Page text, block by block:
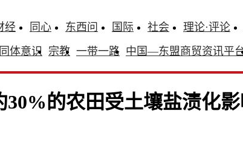
经 同心 东西问 国际 社会 理论·评论
体意识
宗教 一带一路 中国—东盟商贸资讯平
的农田受土壤盐渍化